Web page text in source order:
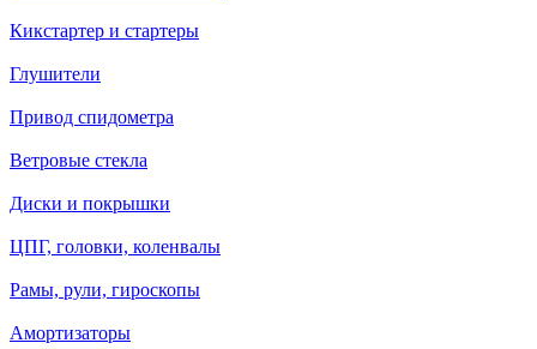
Кикстартер и стартеры
Глушители
Привод спидометра
Ветровые стекла
Диски и покрышки
ЦПГ, головки, коленвалы
Рамы, рули, гироскопы
Амортизаторы